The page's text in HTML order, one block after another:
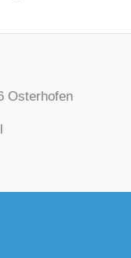
Osterhofen